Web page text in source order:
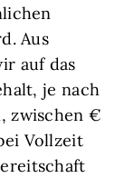
Aus
auf das
je nach
zwischen €
Vollzeit